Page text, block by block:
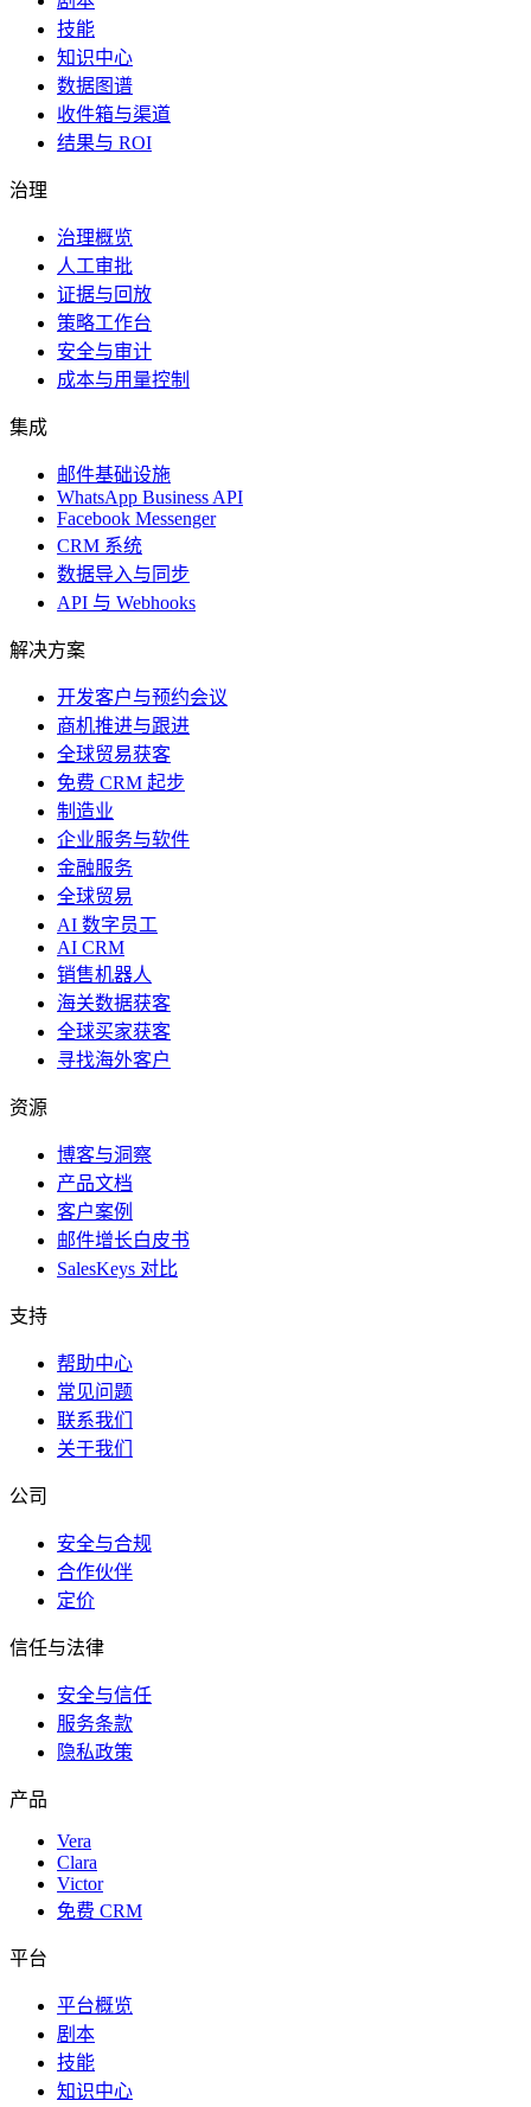
技能
知识中心
数据图谱
收件箱与渠道
结果与 ROI
治理
治理概览
人工审批
证据与回放
策略工作台
安全与审计
成本与用量控制
集成
邮件基础设施
WhatsApp Business API
Facebook Messenger
CRM 系统
数据导入与同步
API 与 Webhooks
解决方案
开发客户与预约会议
商机推进与跟进
全球贸易获客
免费 CRM 起步
制造业
企业服务与软件
金融服务
全球贸易
AI 数字员工
AI CRM
销售机器人
海关数据获客
全球买家获客
寻找海外客户
资源
博客与洞察
产品文档
客户案例
邮件增长白皮书
SalesKeys 对比
支持
帮助中心
常见问题
联系我们
关于我们
公司
安全与合规
合作伙伴
定价
信任与法律
安全与信任
服务条款
隐私政策
产品
Vera
Clara
Victor
免费 CRM
平台
平台概览
剧本
技能
知识中心